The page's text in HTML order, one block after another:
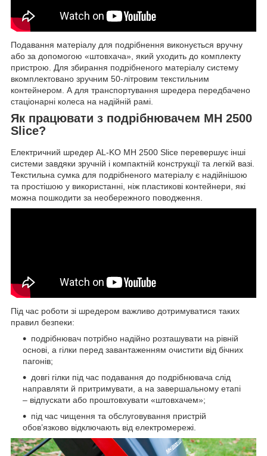
Подавання матеріалу для подрібнення виконується вручну
або за допомогою «штовхача», який уходить до комплекту
пристрою. Для збирання подрібненого матеріалу систему
вкомплектовано зручним 50-літровим текстильним
контейнером. А для транспортування шредера передбачено
стаціонарні колеса на надійній рамі.
Як працювати з подрібнювачем МH 2500
Slice?
Електричний шредер AL-KO МH 2500 Slice перевершує інші
системи завдяки зручній і компактній конструкції та легкій вазі.
Текстильна сумка для подрібненого матеріалу є надійнішою
та простішою у використанні, ніж пластикові контейнери, які
можна пошкодити за необережного поводження.
Під час роботи зі шредером важливо дотримуватися таких
правил безпеки:
подрібнювач потрібно надійно розташувати на рівній
основі, а гілки перед завантаженням очистити від бічних
пагонів;
довгі гілки під час подавання до подрібнювача слід
направляти й притримувати, а на завершальному етапі
– відпускати або проштовхувати «штовхачем»;
під час чищення та обслуговування пристрій
обов’язково відключають від електромережі.